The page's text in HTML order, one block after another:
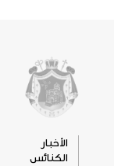
الأخبار
الكنائس